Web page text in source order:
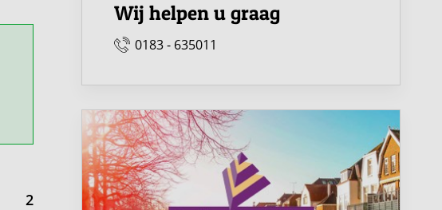
2
Wij helpen u graag
0183 - 635011